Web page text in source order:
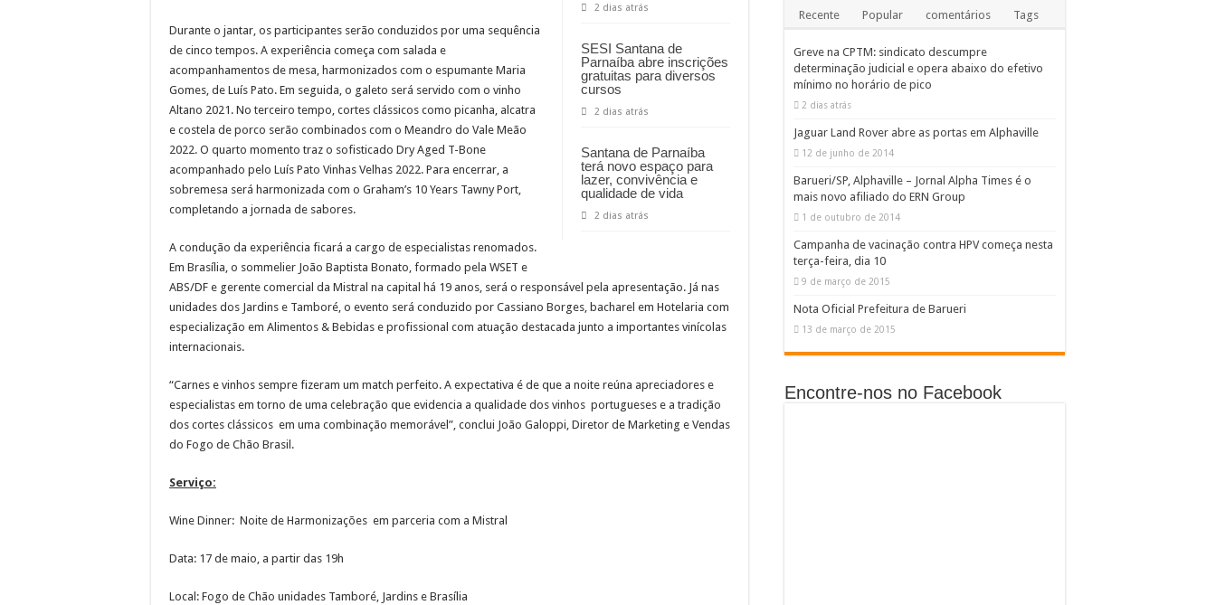
2 dias atrás
SESI Santana de
Parnaíba abre inscrições
gratuitas para diversos
cursos
2 dias atrás
Santana de Parnaíba
terá novo espaço para
lazer, convivência e
qualidade de vida
2 dias atrás
Durante o jantar, os participantes serão conduzidos por uma sequência
de cinco tempos. A experiência começa com salada e
acompanhamentos de mesa, harmonizados com o espumante Maria
Gomes, de Luís Pato. Em seguida, o galeto será servido com o vinho
Altano 2021. No terceiro tempo, cortes clássicos como picanha, alcatra
e costela de porco serão combinados com o Meandro do Vale Meão
2022. O quarto momento traz o sofisticado Dry Aged T-Bone
acompanhado pelo Luís Pato Vinhas Velhas 2022. Para encerrar, a
sobremesa será harmonizada com o Graham’s 10 Years Tawny Port,
completando a jornada de sabores.
A condução da experiência ficará a cargo de especialistas renomados.
Em Brasília, o sommelier João Baptista Bonato, formado pela WSET e
ABS/DF e gerente comercial da Mistral na capital há 19 anos, será o responsável pela apresentação. Já nas
unidades dos Jardins e Tamboré, o evento será conduzido por Cassiano Borges, bacharel em Hotelaria com
especialização em Alimentos & Bebidas e profissional com atuação destacada junto a importantes vinícolas
internacionais.
“Carnes e vinhos sempre fizeram um match perfeito. A expectativa é de que a noite reúna apreciadores e
especialistas em torno de uma celebração que evidencia a qualidade dos vinhos portugueses e a tradição
dos cortes clássicos em uma combinação memorável”, conclui João Galoppi, Diretor de Marketing e Vendas
do Fogo de Chão Brasil.
Serviço:
Wine Dinner: Noite de Harmonizações em parceria com a Mistral
Data: 17 de maio, a partir das 19h
Local: Fogo de Chão unidades Tamboré, Jardins e Brasília
Recente Popular comentários Tags
Greve na CPTM: sindicato descumpre
determinação judicial e opera abaixo do efetivo
mínimo no horário de pico
2 dias atrás
Jaguar Land Rover abre as portas em Alphaville
12 de junho de 2014
Barueri/SP, Alphaville – Jornal Alpha Times é o
mais novo afiliado do ERN Group
1 de outubro de 2014
Campanha de vacinação contra HPV começa nesta
terça-feira, dia 10
9 de março de 2015
Nota Oficial Prefeitura de Barueri
13 de março de 2015
Encontre-nos no Facebook